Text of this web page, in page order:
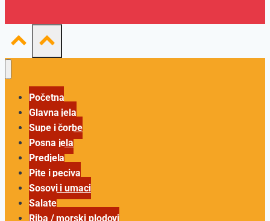
Početna
Glavna jela
Supe i čorbe
Posna jela
Predjela
Pite i peciva
Sosovi i umaci
Salate
Riba / morski plodovi